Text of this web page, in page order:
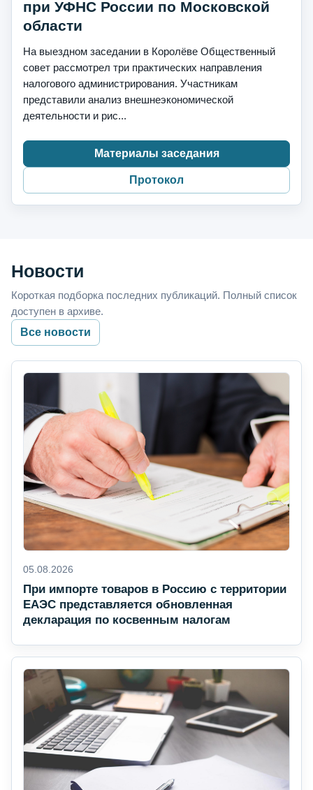
при УФНС России по Московской
области
На выездном заседании в Королёве Общественный
совет рассмотрел три практических направления
налогового администрирования. Участникам
представили анализ внешнеэкономической
деятельности и рис...
Материалы заседания
Протокол
Новости
Короткая подборка последних публикаций. Полный список
доступен в архиве.
Все новости
05.08.2026
При импорте товаров в Россию с территории
ЕАЭС представляется обновленная
декларация по косвенным налогам